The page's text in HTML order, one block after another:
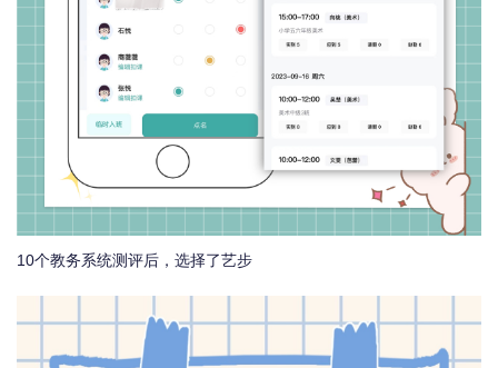
10个教务系统测评后，选择了艺步